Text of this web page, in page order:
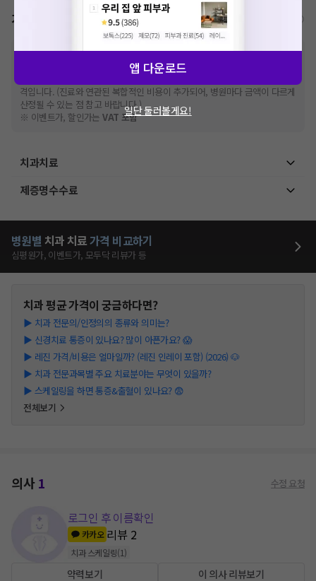
가격표 비급여/급여 진료란?
※비급여 항목의 경우,추가비용 등으로 실제 가격과 상이할 수 있으니, 정확
한 가격은 해당 의료기관에 직접 문의해주세요.
건강보험심사평가원
격입니다. (진료와 연관된 복합적인 비용이 추가되어, 병원마다 금액이 다르게
산정될 수 있는 점 참고 바랍니다.)
※ 이벤트가, 할인가는VAT 포함
치과치료
제증명수수료
병원별 치과 치료가격 비교하기
심평원가, 이벤트가, 모두닥 리뷰가 등
치과평균 가격이 궁금하다면?
▶ 치과 전문의/인정의의 종류와 의미는?
▶ 신경치료 통증이 있나요? 많이 아픈가요? 😱
▶ 레진 가격/비용은 얼마일까? (레진 인레이 포함) (2026) 🐶
▶ 치과 전문과목별 주요 치료분야는 무엇이 있을까?
▶ 스케일링을 하면 통증&출혈이 있나요? 😨
전체보기
의사1 수정 요청
로그인 후 이름확인
카카오 리뷰 2
치과 스케일링(1)
약력보기 이 의사 리뷰보기
앱 다운로드
일단 둘러볼게요!